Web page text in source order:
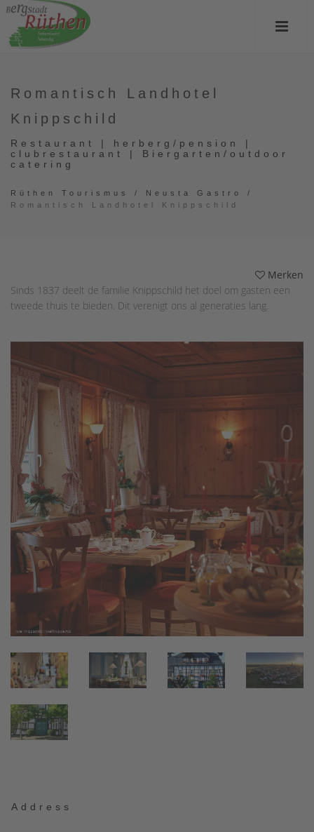
Romantisch Landhotel
Knippschild
Restaurant | herberg/pension |
clubrestaurant | Biergarten/outdoor
catering
Rüthen Tourismus / Neusta Gastro
/
Romantisch Landhotel Knippschild
Merken
Sinds 1837 deelt de familie Knippschild het doel om gasten een
tweede thuis te bieden. Dit verenigt ons al generaties lang.
Address